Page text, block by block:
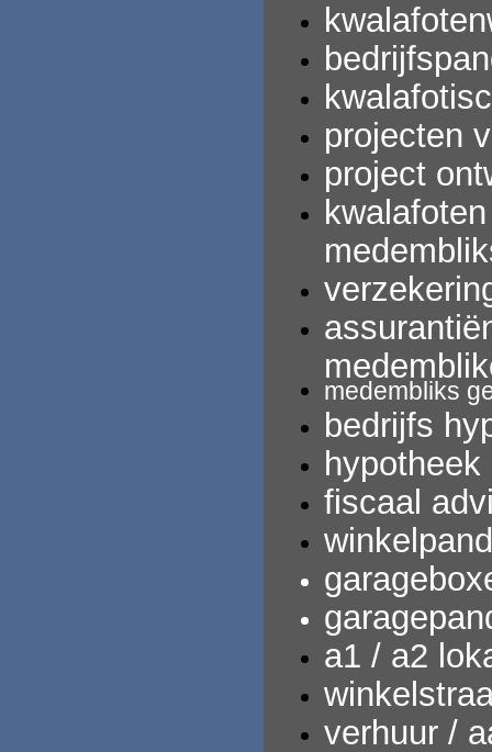
projecten
project
medembliks
bedrijfs
fiscaal
a1 / a2
verhuur /